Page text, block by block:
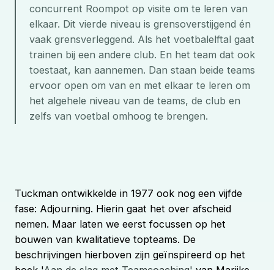
concurrent Roompot op visite om te leren van
elkaar. Dit vierde niveau is grensoverstijgend én
vaak grensverleggend. Als het voetbalelftal gaat
trainen bij een andere club. En het team dat ook
toestaat, kan aannemen. Dan staan beide teams
ervoor open om van en met elkaar te leren om
het algehele niveau van de teams, de club en
zelfs van voetbal omhoog te brengen.
Tuckman ontwikkelde in 1977 ook nog een vijfde
fase: Adjourning. Hierin gaat het over afscheid
nemen. Maar laten we eerst focussen op het
bouwen van kwalitatieve topteams. De
beschrijvingen hierboven zijn geïnspireerd op het